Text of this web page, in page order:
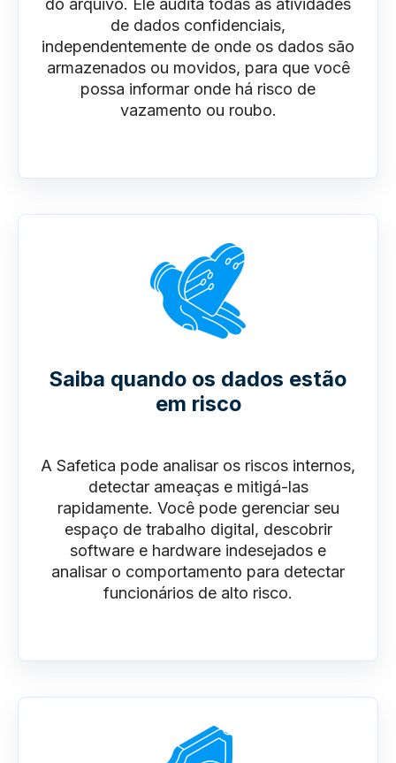
do arquivo. Ele audita todas as atividades
de dados confidenciais,
independentemente de onde os dados são
armazenados ou movidos, para que você
possa informar onde há risco de
vazamento ou roubo.
Saiba quando os dados estão
em risco
A Safetica pode analisar os riscos internos,
detectar ameaças e mitigá-las
rapidamente. Você pode gerenciar seu
espaço de trabalho digital, descobrir
software e hardware indesejados e
analisar o comportamento para detectar
funcionários de alto risco.